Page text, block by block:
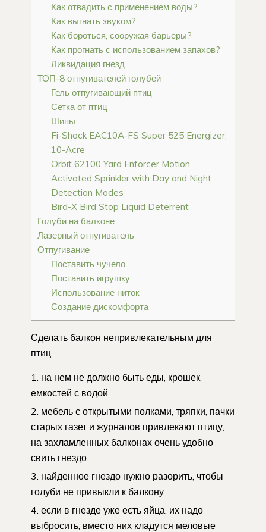
Как отвадить с применением воды?
Как выгнать звуком?
Как бороться, сооружая барьеры?
Как прогнать с использованием запахов?
Ликвидация гнезд
ТОП-8 отпугивателей голубей
Гель отпугивающий птиц
Сетка от птиц
Шипы
Fi-Shock EAC10A-FS Super 525 Energizer,
10-Acre
Orbit 62100 Yard Enforcer Motion
Activated Sprinkler with Day and Night
Detection Modes
Bird-X Bird Stop Liquid Deterrent
Голуби на балконе
Лазерный отпугиватель
Отпугивание
Поставить чучело
Поставить игрушку
Использование ниток
Создание дискомфорта
Сделать балкон непривлекательным для
птиц:
на нем не должно быть еды, крошек,
емкостей с водой
мебель с открытыми полками, тряпки, пачки
старых газет и журналов привлекают птицу,
на захламленных балконах очень удобно
свить гнездо.
найденное гнездо нужно разорить, чтобы
голуби не привыкли к балкону
если в гнезде уже есть яйца, их надо
выбросить, вместо них кладутся меловые